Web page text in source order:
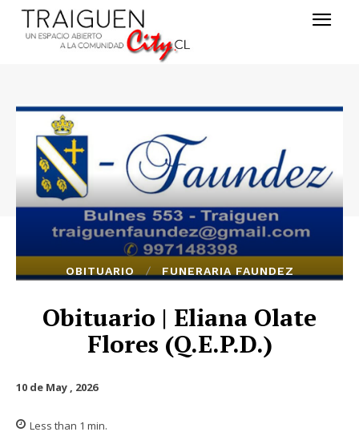
OBITUARIO FUNERARIA FAUNDEZ
Obituario | Eliana Olate
Flores (Q.E.P.D.)
10 de May , 2026
Less than 1 min.